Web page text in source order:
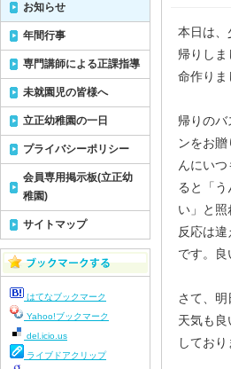
本日は、
帰りし
命作りま
帰りのバ
ンをお贈
んにいつ
ると「う
い」と照
反応は違
です。良
さて、明
天気も良
しており
お知らせ
年間行事
専門講師による正課指導
未就園児の皆様へ
立正幼稚園の一日
プライバシーポリシー
会員専用掲示板(立正幼
稚園)
サイトマップ
はてなブックマーク
Yahoo!ブックマーク
del.icio.us
ライブドアクリップ